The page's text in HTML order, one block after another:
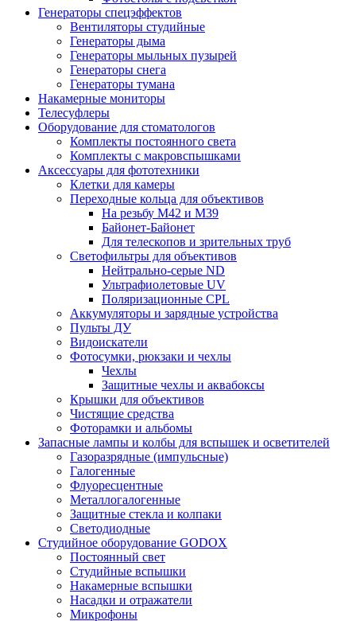
Генераторы спецэффектов
Вентиляторы студийные
Генераторы дыма
Генераторы мыльных пузырей
Генераторы снега
Генераторы тумана
Накамерные мониторы
Телесуфлеры
Оборудование для стоматологов
Комплекты постоянного света
Комплекты с макровспышками
Аксессуары для фототехники
Клетки для камеры
Переходные кольца для объективов
На резьбу М42 и М39
Байонет-Байонет
Для телескопов и зрительных труб
Светофильтры для объективов
Нейтрально-серые ND
Ультрафиолетовые UV
Поляризационные CPL
Аккумуляторы и зарядные устройства
Пульты ДУ
Видоискатели
Фотосумки, рюкзаки и чехлы
Чехлы
Защитные чехлы и аквабоксы
Крышки для объективов
Чистящие средства
Фоторамки и альбомы
Запасные лампы и колбы для вспышек и осветителей
Газоразрядные (импульсные)
Галогенные
Флуоресцентные
Металлогалогенные
Защитные стекла и колпаки
Светодиодные
Студийное оборудование GODOX
Постоянный свет
Студийные вспышки
Накамерные вспышки
Насадки и отражатели
Микрофоны